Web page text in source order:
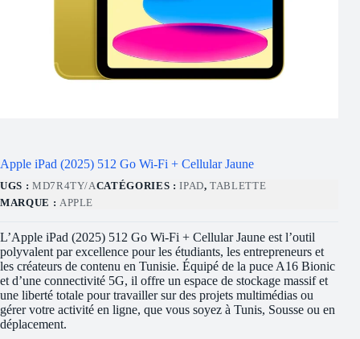
Apple iPad (2025) 512 Go Wi-Fi + Cellular Jaune
UGS : MD7R4TY/ACATÉGORIES :IPAD,TABLETTE
MARQUE : APPLE
L’Apple iPad (2025) 512 Go Wi-Fi + Cellular Jaune est l’outil
polyvalent par excellence pour les étudiants, les entrepreneurs et
les créateurs de contenu en Tunisie. Équipé de la puce A16 Bionic
et d’une connectivité 5G, il offre un espace de stockage massif et
une liberté totale pour travailler sur des projets multimédias ou
gérer votre activité en ligne, que vous soyez à Tunis, Sousse ou en
déplacement.